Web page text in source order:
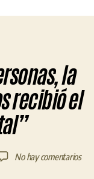
la
recibió el
No hay comentariosen